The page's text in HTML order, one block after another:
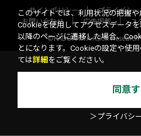
サイトポリシー プライバシ
お問い合わせ
広告掲載 ス
©KADOKAWA ASCII
このサイトでは、利用状況の把握や
Cookieを使用してアクセスデータ
以降のページに遷移した場合、
とになります。Cookieの設定や使
ては詳細 をご覧ください。
同意
＞プライバシ